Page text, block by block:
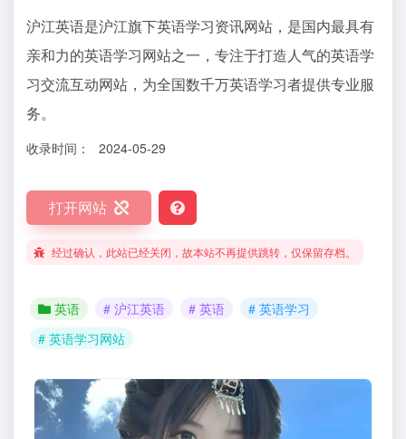
沪江英语是沪江旗下英语学习资讯网站，是国内最具有
亲和力的英语学习网站之一，专注于打造人气的英语学
习交流互动网站，为全国数千万英语学习者提供专业服
务。
收录时间： 2024-05-29
打开网站
经过确认，此站已经关闭，故本站不再提供跳转，仅保留存档。
英语 # 沪江英语 # 英语
# 英语学习
# 英语学习网站